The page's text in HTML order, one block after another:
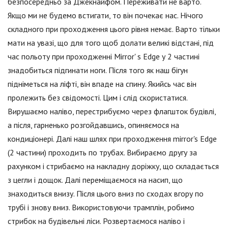
Якщо ми не будемо встигати, то він почекає нас. Нічого
складного при проходження цього рівня немає. Варто тільки
мати на увазі, що для того щоб долати великі відстані, під
час польоту при проходженні Mirror' s Edge у 2 частині
знадобиться підгинати ноги. Після того як наш бігун
підніметься на ліфті, він впаде на спину. Якийсь час він
пролежить без свідомості. Цим і слід скористатися.
Вирушаємо наліво, перестрибуємо через флагшток будівлі,
а після, гарненько розгойдавшись, опиняємося на
кондиціонері. Далі наш шлях при проходження mirror's Edge
(2 частини) проходить по трубах. Вибираємо другу за
рахунком і стрибаємо на накладну доріжку, що складається
з цегли і дощок. Далі переміщаємося на насип, що
знаходиться внизу. Після цього вниз по сходах вгору по
трубі і знову вниз. Використовуючи трамплін, робимо
стрибок на будівельні ліси. Розвертаємося наліво і